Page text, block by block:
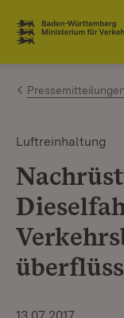
Zum Inhalt
Link zur
Pressemitteilungen
Luftreinhaltung